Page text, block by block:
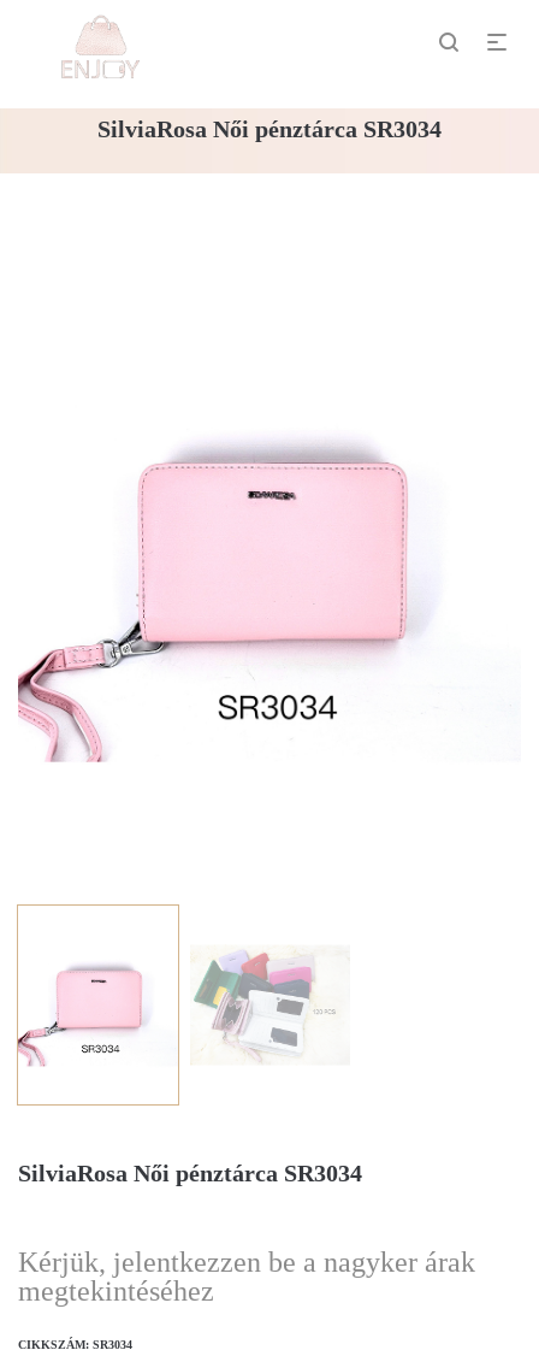
SilviaRosa Női pénztárca SR3034
SilviaRosa Női pénztárca SR3034
Kérjük, jelentkezzen be a nagyker árak
megtekintéséhez
CIKKSZÁM: SR3034